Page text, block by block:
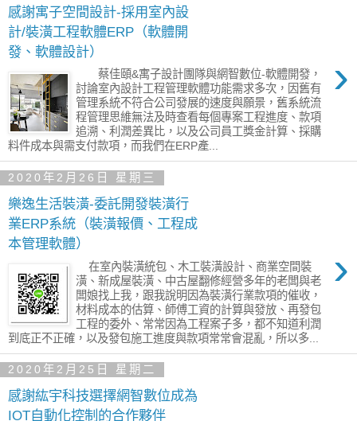
感謝寓子空間設計-採用室內設
計/裝潢工程軟體ERP（軟體開
發、軟體設計）
›
蔡佳頤&寓子設計團隊與網智數位-軟體開發，
討論室內設計工程管理軟體功能需求多次，因舊有
管理系統不符合公司發展的速度與願景，舊系統流
程管理思維無法及時查看每個專案工程進度、款項
追溯、利潤差異比，以及公司員工獎金計算、採購
料件成本與需支付款項，而我們在ERP產...
2020年2月26日 星期三
樂逸生活裝潢-委託開發裝潢行
業ERP系統（裝潢報價、工程成
本管理軟體）
›
在室內裝潢統包、木工裝潢設計、商業空間裝
潢、新成屋裝潢、中古屋翻修經營多年的老闆與老
闆娘找上我，跟我說明因為裝潢行業款項的催收，
材料成本的估算、師傅工資的計算與發放、再發包
工程的委外、常常因為工程案子多，都不知道利潤
到底正不正確，以及發包施工進度與款項常常會混亂，所以多...
2020年2月25日 星期二
感謝紘宇科技選擇網智數位成為
IOT自動化控制的合作夥伴